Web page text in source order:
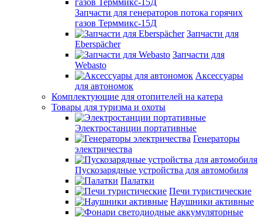
Запчасти для генераторов потока горячих
газов Терммикс-15Д
Запчасти для
Eberspächer
Запчасти для
Webasto
Аксессуары
для автономок
Комплектующие для отопителей на катера
Товары для туризма и охоты
Электростанции портативные
Генераторы
электричества
Пускозарядные устройства для автомобиля
Палатки
Печи туристические
Наушники активные